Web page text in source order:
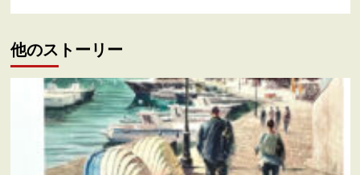
ー
シ
ョ
ン
他のストーリー